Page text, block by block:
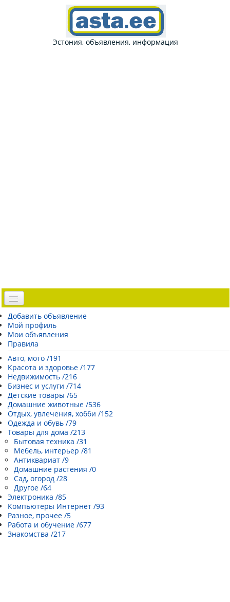
Эстония, объявления, информация
Доска объявлений
Погода Эстонии
Открытки
Каталог сайтов
| Регистрация |
Добавить объявление
Мой профиль
Мои объявления
Правила
Авто, мото /191
Красота и здоровье /177
Недвижимость /216
Бизнес и услуги /714
Детские товары /65
Домашние животные /536
Отдых, увлечения, хобби /152
Одежда и обувь /79
Товары для дома /213
Бытовая техника /31
Мебель, интерьер /81
Антиквариат /9
Домашние растения /0
Сад, огород /28
Другое /64
Электроника /85
Компьютеры Интернет /93
Разное, прочее /5
Работа и обучение /677
Знакомства /217